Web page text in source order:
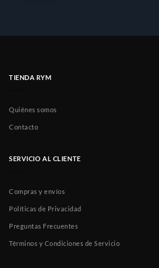
TIENDA RYM
Quiénes somos
Contacto
SERVICIO AL CLIENTE
Compras y envíos
Políticas de Privacidad
Preguntas Frecuentes
Términos y Condiciones de Servicio